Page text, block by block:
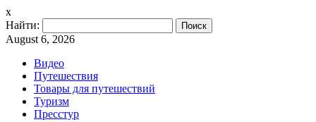
x
Найти:
August 6, 2026
Видео
Путешествия
Товары для путешествий
Туризм
Пресстур